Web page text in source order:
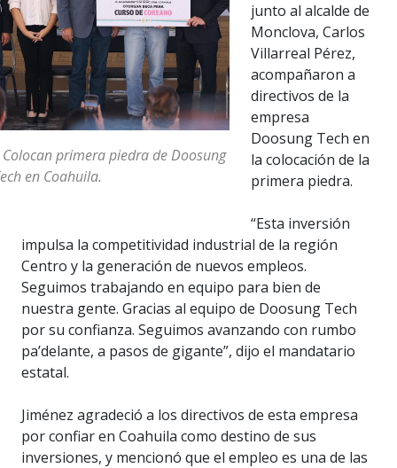
Colocan primera piedra de Doosung
en Coahuila.
junto al alcalde de
Monclova, Carlos
Villarreal Pérez,
acompañaron a
directivos de la
empresa
Doosung Tech en
la colocación de la
primera piedra.
“Esta inversión
impulsa la competitividad industrial de la región
Centro y la generación de nuevos empleos.
Seguimos trabajando en equipo para bien de
nuestra gente. Gracias al equipo de Doosung Tech
por su confianza. Seguimos avanzando con rumbo
pa’delante, a pasos de gigante”, dijo el mandatario
estatal.
Jiménez agradeció a los directivos de esta empresa
por confiar en Coahuila como destino de sus
inversiones, y mencionó que el empleo es una de las